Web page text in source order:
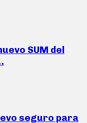
SUM del
seguro para